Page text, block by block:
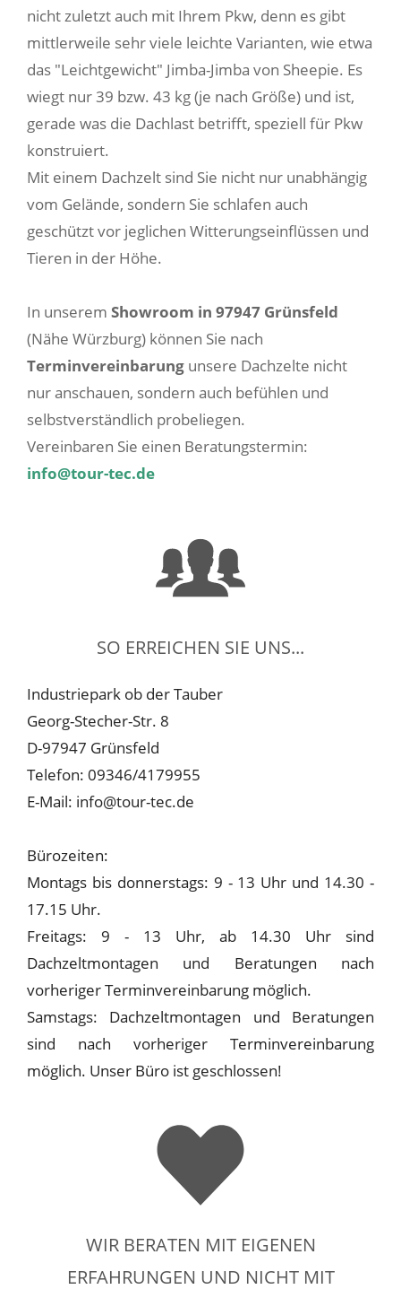
nicht zuletzt auch mit Ihrem Pkw, denn es gibt
mittlerweile sehr viele leichte Varianten, wie etwa
das "Leichtgewicht" Jimba-Jimba von Sheepie. Es
wiegt nur 39 bzw. 43 kg (je nach Größe) und ist,
gerade was die Dachlast betrifft, speziell für Pkw
konstruiert.
Mit einem Dachzelt sind Sie nicht nur unabhängig
vom Gelände, sondern Sie schlafen auch
geschützt vor jeglichen Witterungseinflüssen und
Tieren in der Höhe.
In unserem Showroom in 97947 Grünsfeld
(Nähe Würzburg) können Sie nach
Terminvereinbarung unsere Dachzelte nicht
nur anschauen, sondern auch befühlen und
selbstverständlich probeliegen.
Vereinbaren Sie einen Beratungstermin:
info@tour-tec.de
SO ERREICHEN SIE UNS...
Industriepark ob der Tauber
Georg-Stecher-Str. 8
D-97947 Grünsfeld
Telefon: 09346/4179955
E-Mail: info@tour-tec.de
Bürozeiten:
Montags bis donnerstags: 9 - 13 Uhr und 14.30 -
17.15 Uhr.
Freitags: 9 - 13 Uhr, ab 14.30 Uhr sind
Dachzeltmontagen und Beratungen nach
vorheriger Terminvereinbarung möglich.
Samstags: Dachzeltmontagen und Beratungen
sind nach vorheriger Terminvereinbarung
möglich. Unser Büro ist geschlossen!
WIR BERATEN MIT EIGENEN
ERFAHRUNGEN UND NICHT MIT